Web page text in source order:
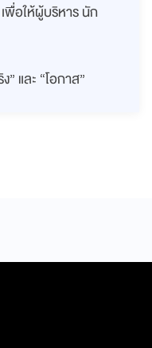
พื่อให้ผู้บริหาร นัก
และ “โอกาส”